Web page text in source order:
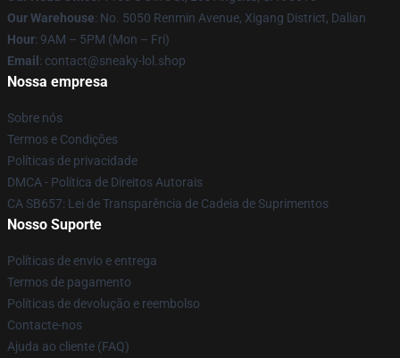
Our Warehouse: No. 5050 Renmin Avenue, Xigang District, Dalian
Hour: 9AM – 5PM (Mon – Fri)
Email : contact@sneaky-lol.shop
Nossa empresa
Sobre nós
Termos e Condições
Políticas de privacidade
DMCA - Política de Direitos Autorais
CA SB657: Lei de Transparência de Cadeia de Suprimentos
Nosso Suporte
Políticas de envio e entrega
Termos de pagamento
Políticas de devolução e reembolso
Contacte-nos
Ajuda ao cliente (FAQ)